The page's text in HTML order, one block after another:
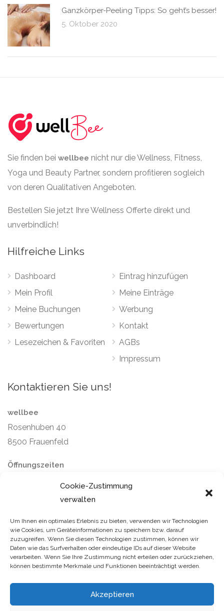
Cookie-Zustimmung
verwalten
Um Ihnen ein optimales Erlebnis zu bieten, verwenden wir Technologien
wie Cookies, um Geräteinformationen zu speichern bzw. darauf
zuzugreifen. Wenn Sie diesen Technologien zustimmen, können wir
Daten wie das Surfverhalten oder eindeutige IDs auf dieser Website
verarbeiten. Wenn Sie Ihre Zustimmung nicht erteilen oder zurückziehen,
können bestimmte Merkmale und Funktionen beeinträchtigt werden.
Akzeptieren
Ganzkörper-Peeling Tipps: So geht’s besser!
5. Oktober 2020
Sie finden bei wellbee nicht nur die Wellness, Fitness,
Yoga und Beauty Partner, sondern profitieren sogleich
von deren Qualitativen Angeboten.
Bestellen Sie jetzt Ihre Wellness Offerte direkt und
unverbindlich!
Hilfreiche Links
Dashboard
Mein Profil
Meine Buchungen
Bewertungen
Lesezeichen & Favoriten
Eintrag hinzufügen
Meine Einträge
Werbung
Kontakt
AGBs
Impressum
Kontaktieren Sie uns!
wellbee
Rosenhuben 40
8500 Frauenfeld
Öffnungszeiten
Samstag und Sonntag: geschlossen
© 2025 wellbee. Alle Rechte vorbehalten.
Marken gehören ihren jeweiligen Eigentümern. Mit der